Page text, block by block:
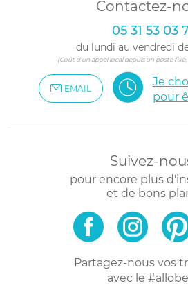
Contactez-
05 31 53 03
du lundi au vendredi de
(Coût d'un appel local depuis un poste
EMAIL
Je
pour
Suivez-
pour encore plus
et de bons
Partagez-nous vos
avec le